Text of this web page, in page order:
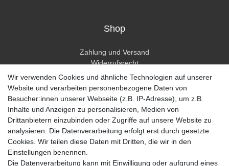
Shop
Zahlung und Versand
Widerrufsrecht
Widerrufsformular
Hilfe
Mein Konto
Registrieren
Anmelden
Unternehmen
Wir verwenden Cookies und ähnliche Technologien auf unserer
Website und verarbeiten personenbezogene Daten von
Besucher:innen unserer Webseite (z.B. IP-Adresse), um z.B.
Inhalte und Anzeigen zu personalisieren, Medien von
Drittanbietern einzubinden oder Zugriffe auf unsere Website zu
analysieren. Die Datenverarbeitung erfolgt erst durch gesetzte
Cookies. Wir teilen diese Daten mit Dritten, die wir in den
Einstellungen benennen.
Die Datenverarbeitung kann mit Einwilligung oder aufgrund eines